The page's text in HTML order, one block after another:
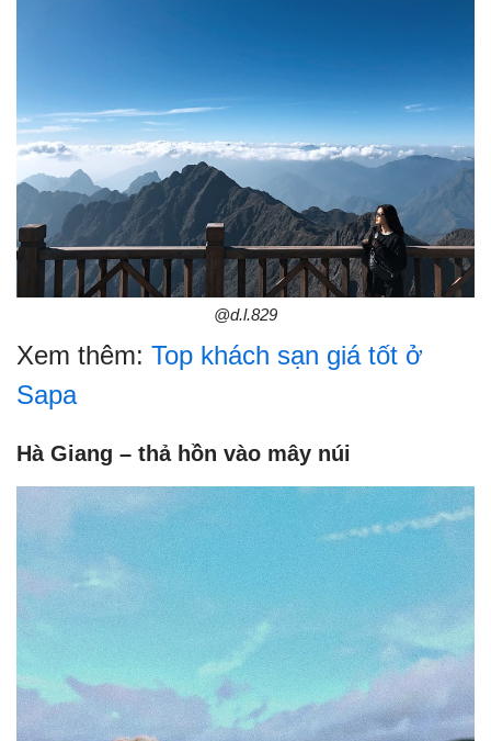
@d.l.829
Xem thêm: Top khách sạn giá tốt ở
Sapa
Hà Giang – thả hồn vào mây núi